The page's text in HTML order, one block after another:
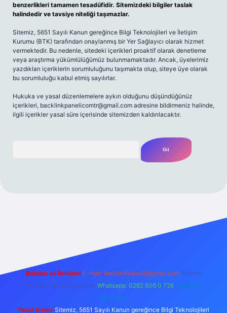
benzerlikleri tamamen tesadüfidir. Sitemizdeki bilgiler taslak
halindedir ve tavsiye niteliği taşımazlar.
Sitemiz, 5651 Sayılı Kanun gereğince Bilgi Teknolojileri ve İletişim
Kurumu (BTK) tarafından onaylanmış bir Yer Sağlayıcı olarak hizmet
vermektedir. Bu nedenle, sitedeki içerikleri proaktif olarak denetleme
veya araştırma yükümlülüğümüz bulunmamaktadır. Ancak, üyelerimiz
yazdıkları içeriklerin sorumluluğunu taşımakta olup, siteye üye olarak
bu sorumluluğu kabul etmiş sayılırlar.
Hukuka ve yasal düzenlemelere aykırı olduğunu düşündüğünüz
içerikleri, backlinkpanelicomtr@gmail.com adresine bildirmeniz halinde,
ilgili içerikler yasal süre içerisinde sitemizden kaldırılacaktır.
m elexbet
Reklam ve İletişim: E-mail: backlinkpaneli@gmail.com Teams:
forumhizmeti@gmail.com Whatsapp: 0262 606 0 726 Telegram:
@karabul
Yasal Uyarı: Sitemiz, 5651 Sayılı Kanun gereğince Bilgi Teknolojileri